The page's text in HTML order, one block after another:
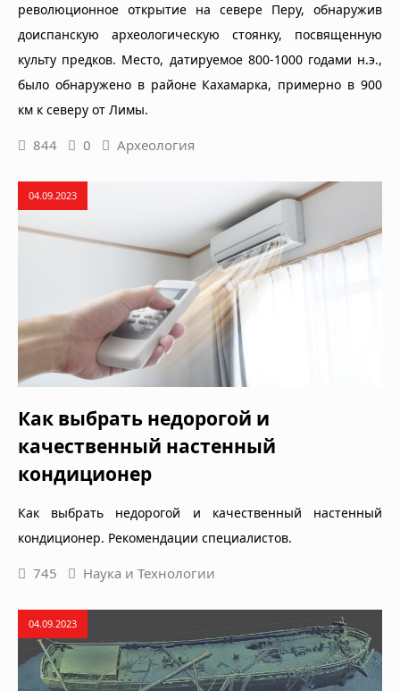
революционное открытие на севере Перу, обнаружив
доиспанскую археологическую стоянку, посвященную
культу предков. Место, датируемое 800-1000 годами н.э.,
было обнаружено в районе Кахамарка, примерно в 900
км к северу от Лимы.
844 0 Археология
04.09.2023
Как выбрать недорогой и
качественный настенный
кондиционер
Как выбрать недорогой и качественный настенный
кондиционер. Рекомендации специалистов.
745 Наука и Технологии
04.09.2023